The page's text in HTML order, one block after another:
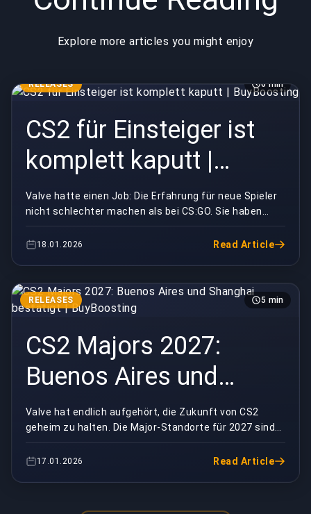
Explore more articles you might enjoy
RELEASES 6 min
CS2 für Einsteiger ist
komplett kaputt |
BuyBoosting
Valve hatte einen Job: Die Erfahrung für neue Spieler
nicht schlechter machen als bei CS:GO. Sie haben
spektakulär versagt.CS2 ist jetzt lange genug d...
18.01.2026 Read Article
RELEASES 5 min
CS2 Majors 2027:
Buenos Aires und
Shanghai bestätigt |
BuyBoosting
Valve hat endlich aufgehört, die Zukunft von CS2
geheim zu halten. Die Major-Standorte für 2027 sind
durchgesickert, und sie schicken die Szene in zwe...
17.01.2026 Read Article